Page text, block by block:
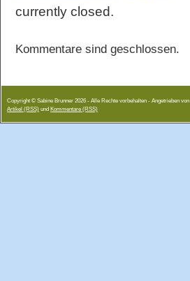
currently closed.
Kommentare sind geschlossen.
Copyright © Sabine Brunner 2026 - Alle Rechte vorbehalten - Angetrieben von
Artikel (RSS) und Kommentare (RSS)